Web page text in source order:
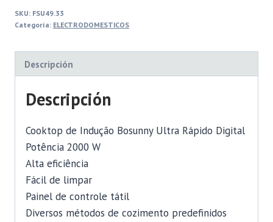
SKU: FSU49.33
Categoría: ELECTRODOMESTICOS
Descripción
Descripción
Cooktop de Indução Bosunny Ultra Rápido Digital
Potência 2000 W
Alta eficiência
Fácil de limpar
Painel de controle tátil
Diversos métodos de cozimento predefinidos